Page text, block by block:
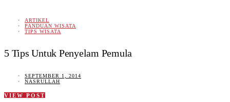
ARTIKEL
PANDUAN WISATA
TIPS WISATA
5 Tips Untuk Penyelam Pemula
SEPTEMBER 1, 2014
NASRULLAH
VIEW POST